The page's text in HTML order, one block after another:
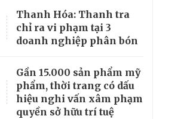
Thanh Hóa: Thanh tra
chỉ ra vi phạm tại 3
doanh nghiệp phân bón
Gần 15.000 sản phẩm mỹ
phẩm, thời trang có dấu
hiệu nghi vấn xâm phạm
quyền sở hữu trí tuệ